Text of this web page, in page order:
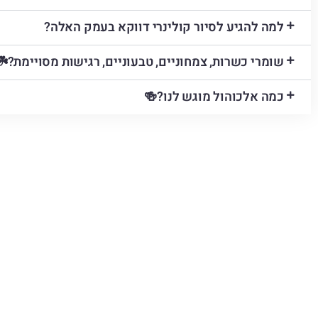
למה להגיע לסיור קולינרי דווקא בעמק האלה?
שומרי כשרות, צמחוניים, טבעוניים, רגישות
כמה אלכוהול מוגש לנו?🍻